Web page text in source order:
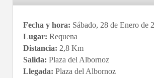
Fecha y hora: Sábado, 28 de Enero de
Lugar: Requena
Distancia: 2,8 Km
Salida: Plaza del Albornoz
Llegada: Plaza del Albornoz